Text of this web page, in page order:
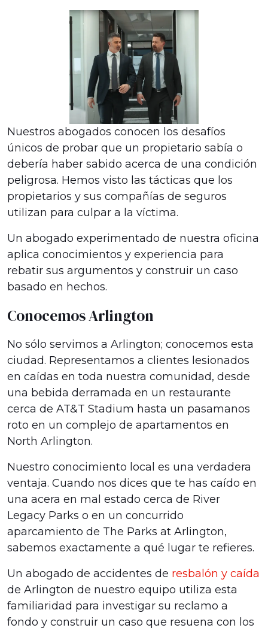
Nuestros abogados conocen los desafíos
únicos de probar que un propietario sabía o
debería haber sabido acerca de una condición
peligrosa. Hemos visto las tácticas que los
propietarios y sus compañías de seguros
utilizan para culpar a la víctima.
Un abogado experimentado de nuestra oficina
aplica conocimientos y experiencia para
rebatir sus argumentos y construir un caso
basado en hechos.
Conocemos Arlington
No sólo servimos a Arlington; conocemos esta
ciudad. Representamos a clientes lesionados
en caídas en toda nuestra comunidad, desde
una bebida derramada en un restaurante
cerca de AT&T Stadium hasta un pasamanos
roto en un complejo de apartamentos en
North Arlington.
Nuestro conocimiento local es una verdadera
ventaja. Cuando nos dices que te has caído en
una acera en mal estado cerca de River
Legacy Parks o en un concurrido
aparcamiento de The Parks at Arlington,
sabemos exactamente a qué lugar te refieres.
Un abogado de accidentes de resbalón y caída
de Arlington de nuestro equipo utiliza esta
familiaridad para investigar su reclamo a
fondo y construir un caso que resuena con los